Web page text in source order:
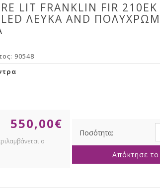
LIT FRANKLIN FIR
LED ΛΕΥΚΑ AND
90548
550,00€
Απόκτησε το